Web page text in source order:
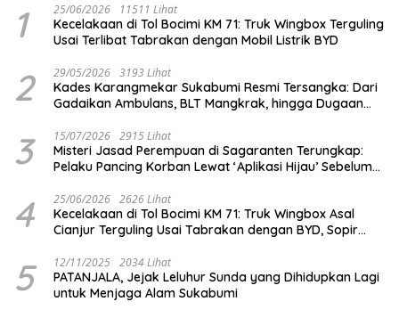
1 25/06/2026 11511 Lihat
Kecelakaan di Tol Bocimi KM 71: Truk Wingbox Terguling
Usai Terlibat Tabrakan dengan Mobil Listrik BYD
2 29/05/2026 3193 Lihat
Kades Karangmekar Sukabumi Resmi Tersangka: Dari
Gadaikan Ambulans, BLT Mangkrak, hingga Dugaan
3 15/07/2026 2915 Lihat
Misteri Jasad Perempuan di Sagaranten Terungkap:
Pelaku Pancing Korban Lewat ‘Aplikasi Hijau’ Sebelum
4 25/06/2026 2626 Lihat
Kecelakaan di Tol Bocimi KM 71: Truk Wingbox Asal
Cianjur Terguling Usai Tabrakan dengan BYD, Sopir
5 12/11/2025 2034 Lihat
PATANJALA, Jejak Leluhur Sunda yang Dihidupkan Lagi
untuk Menjaga Alam Sukabumi